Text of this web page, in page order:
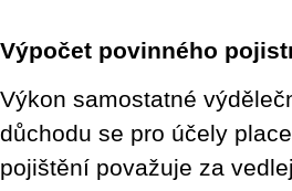
Výpočet povinného
Výkon samostatné
důchodu se pro účely
pojištění považuje za